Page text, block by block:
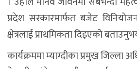
प्रदेश सरकारमार्फत बजेट
क्षेत्रलाई प्राथमिकता दिइएको
कार्यक्रममा म्याग्दीका प्रमुख जिल्ला